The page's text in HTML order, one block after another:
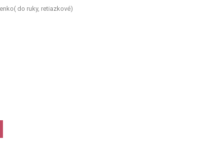
do ruky, retiazkové)